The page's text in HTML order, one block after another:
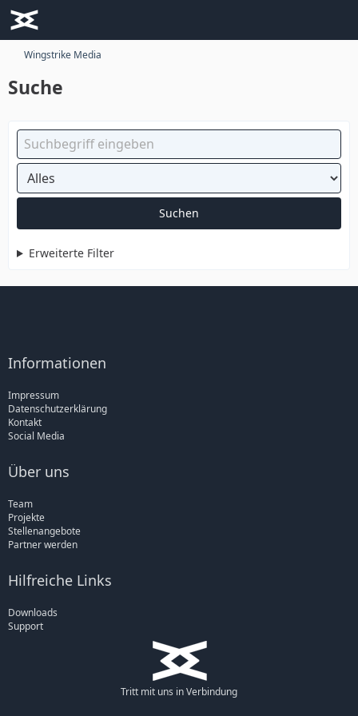
Wingstrike Media
Suche
Suchen
Erweiterte Filter
Informationen
Impressum
Datenschutzerklärung
Kontakt
Social Media
Über uns
Team
Projekte
Stellenangebote
Partner werden
Hilfreiche Links
Downloads
Support
Tritt mit uns in Verbindung